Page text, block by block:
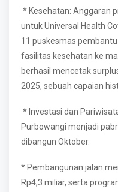
* Kesehatan: Anggaran
untuk Universal Health
11 puskesmas
fasilitas kesehatan ke
berhasil mencetak
2025, sebuah capaian
* Investasi dan
Purbowangi menjadi
dibangun Oktober.
* Pembangunan jalan
Rp4,3 miliar, serta